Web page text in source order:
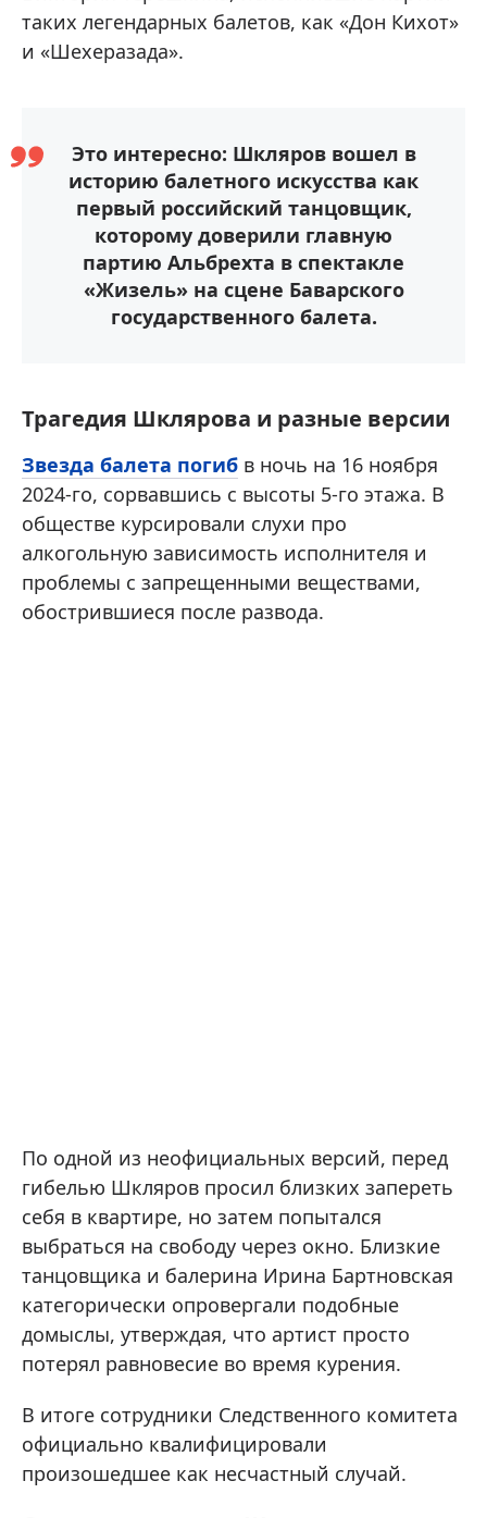
таких легендарных балетов, как «Дон Кихот»
и «Шехеразада».
Это интересно: Шкляров вошел в
историю балетного искусства как
первый российский танцовщик,
которому доверили главную
партию Альбрехта в спектакле
«Жизель» на сцене Баварского
государственного балета.
Трагедия Шклярова и разные версии
Звезда балета погиб в ночь на 16 ноября
2024-го, сорвавшись с высоты 5-го этажа. В
обществе курсировали слухи про
алкогольную зависимость исполнителя и
проблемы с запрещенными веществами,
обострившиеся после развода.
По одной из неофициальных версий, перед
гибелью Шкляров просил близких запереть
себя в квартире, но затем попытался
выбраться на свободу через окно. Близкие
танцовщика и балерина Ирина Бартновская
категорически опровергали подобные
домыслы, утверждая, что артист просто
потерял равновесие во время курения.
В итоге сотрудники Следственного комитета
официально квалифицировали
произошедшее как несчастный случай.